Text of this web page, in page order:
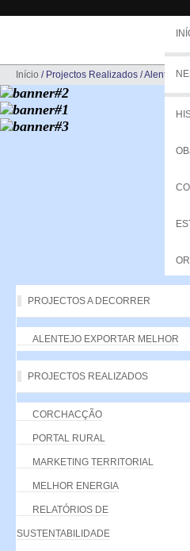
Início / Projectos Realizados /Alentejo
PROJECTOS A DECORRER
ALENTEJO EXPORTAR MELHOR
PROJECTOS REALIZADOS
CORCHACÇÃO
PORTAL RURAL
MARKETING TERRITORIAL
MELHOR ENERGIA
RELATÓRIOS DE
SUSTENTABILIDADE